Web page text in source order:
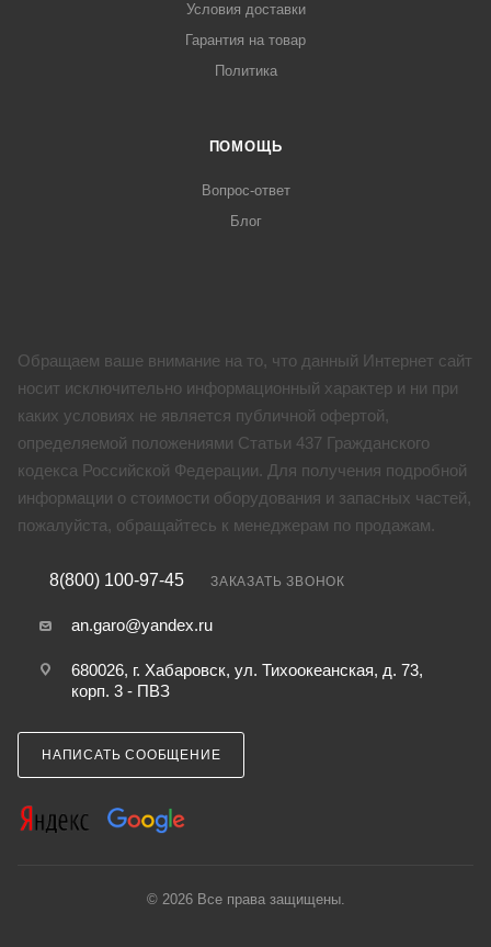
Условия доставки
Гарантия на товар
Политика
ПОМОЩЬ
Вопрос-ответ
Блог
Обращаем ваше внимание на то, что данный Интернет сайт
носит исключительно информационный характер и ни при
каких условиях не является публичной офертой,
определяемой положениями Статьи 437 Гражданского
кодекса Российской Федерации. Для получения подробной
информации о стоимости оборудования и запасных частей,
пожалуйста, обращайтесь к менеджерам по продажам.
8(800) 100-97-45 ЗАКАЗАТЬ ЗВОНОК
an.garo@yandex.ru
680026, г. Хабаровск, ул. Тихоокеанская, д. 73,
корп. 3 - ПВЗ
НАПИСАТЬ СООБЩЕНИЕ
© 2026 Все права защищены.